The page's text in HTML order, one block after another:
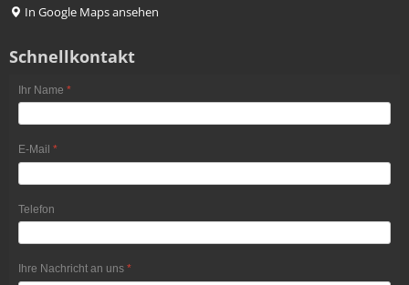
In Google Maps ansehen
Schnellkontakt
Ihr Name *
E-Mail *
Telefon
Ihre Nachricht an uns *